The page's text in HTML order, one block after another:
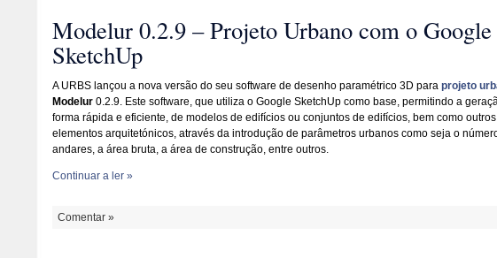
Modelur 0.2.9 – Projeto Urbano com o Google
SketchUp
A URBS lançou a nova versão do seu software de desenho paramétrico 3D para projeto
Modelur0.2.9. Este software, que utiliza o Google SketchUp como base, permitindo a
forma rápida e eficiente, de modelos de edifícios ou conjuntos de edifícios, bem como outros
elementos arquitetónicos, através da introdução de parâmetros urbanos como seja o
andares, a área bruta, a área de construção, entre outros.
Continuar a ler »
Comentar »